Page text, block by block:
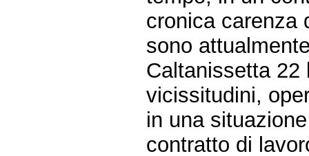
cronica carenza
sono
Caltanissetta 22
vicissitudini,
in una
contratto di